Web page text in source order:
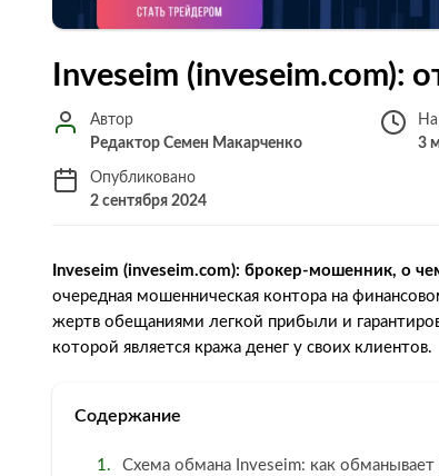
Inveseim (inveseim.com):
Автор
Редактор Семен Макарченко
3
Опубликовано
2 сентября 2024
Inveseim (inveseim.com): брокер-мошенник, о
очередная мошенническая контора на
жертв обещаниями легкой прибыли и
которой является кража денег у своих клиентов.
Содержание
Схема обмана Inveseim: как обманывает